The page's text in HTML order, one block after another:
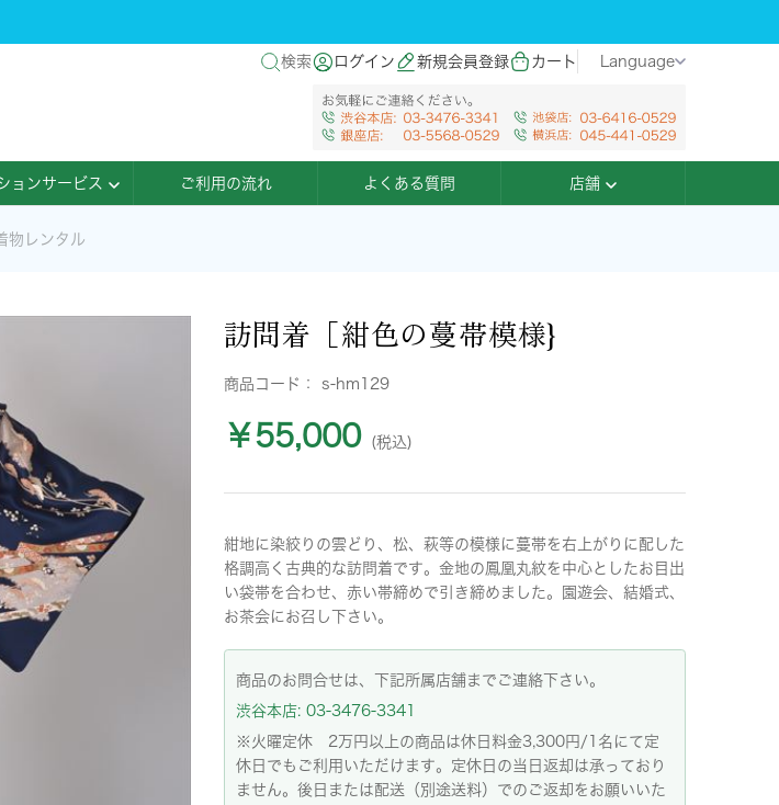
検索 ログイン 新規会員登録 カート Language
ョンサービス ご利用の流れ よくある質問 店舗
物レンタル
訪問着［紺色の蔓帯模様}
商品コード： s-hm129
￥55,000 (税込)
紺地に染絞りの雲どり、松、萩等の模様に蔓帯を右上がりに配した
格調高く古典的な訪問着です。金地の鳳凰丸紋を中心としたお目出
い袋帯を合わせ、赤い帯締めで引き締めました。園遊会、結婚式、
お茶会にお召し下さい。
商品のお問合せは、下記所属店舗までご連絡下さい。
渋谷本店: 03-3476-3341
※火曜定休 2万円以上の商品は休日料金3,300円/1名にて定
休日でもご利用いただけます。定休日の当日返却は承っており
ません。後日または配送（別途送料）でのご返却をお願いいた